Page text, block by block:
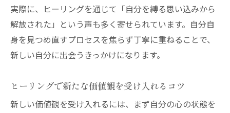
実際に、ヒーリングを通じて「自分を縛る思い込みから
解放された」という声も多く寄せられています。自分自
身を見つめ直すプロセスを焦らず丁寧に重ねることで、
新しい自分に出会うきっかけになります。
ヒーリングで新たな価値観を受け入れるコツ
新しい価値観を受け入れるには、まず自分の心の状態を